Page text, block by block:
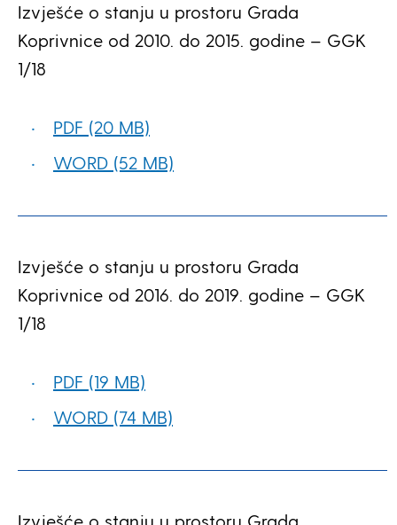
Izvješće o stanju u prostoru Grada
Koprivnice od 2010. do 2015. godine – GGK
1/18
PDF (20 MB)
WORD (52 MB)
Izvješće o stanju u prostoru Grada
Koprivnice od 2016. do 2019. godine – GGK
1/18
PDF (19 MB)
WORD (74 MB)
Izvješće o stanju u prostoru Grada